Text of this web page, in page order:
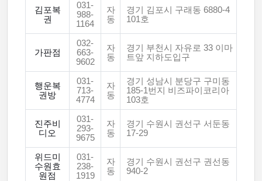
김포복
권
031-
988-
1164
자
동
경기 김포시 구래동 6880-4
101호
가판점
032-
663-
9602
자
동
경기 부천시 자유로 33 이마
트앞 지하도입구
행운복
권방
031-
713-
4774
자
동
경기 성남시 분당구 구미동
185-1번지 비즈파이코리아
103호
진주비
디오
031-
293-
9675
자
동
경기 수원시 권선구 서둔동
17-29
위드미
수원효
원점
031-
238-
1919
자
동
경기 수원시 권선구 권선동
940-2